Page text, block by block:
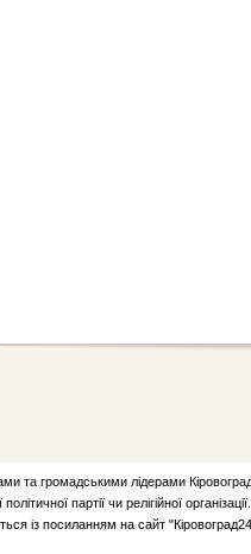
та громадськими лідерами
партії чи релігійної
із посиланням на сайт